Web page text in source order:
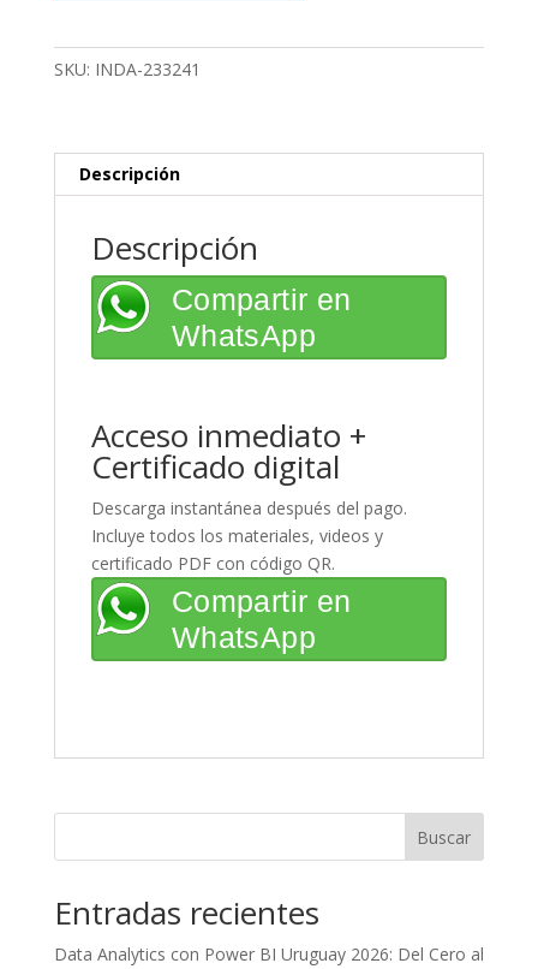
-SKU: INDA-233241
Descripción
Descripción
Compartir en
WhatsApp
Acceso inmediato +
Certificado digital
Descarga instantánea después del pago.
Incluye todos los materiales, videos y
certificado PDF con código QR.
Compartir en
WhatsApp
Buscar
Entradas recientes
Data Analytics con Power BI Uruguay 2026: Del Cero al